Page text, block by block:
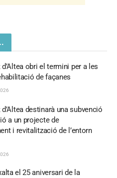
d’Altea obri el termini per a les
de façanes
d’Altea destinarà una subvenció
a un projecte de
i revitalització de l’entorn
el 25 aniversari de la